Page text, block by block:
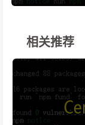
相关推荐